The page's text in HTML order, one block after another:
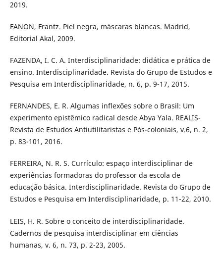
2019.
FANON, Frantz. Piel negra, máscaras blancas. Madrid,
Editorial Akal, 2009.
FAZENDA, I. C. A. Interdisciplinaridade: didática e prática de
ensino. Interdisciplinaridade. Revista do Grupo de Estudos e
Pesquisa em Interdisciplinaridade, n. 6, p. 9-17, 2015.
FERNANDES, E. R. Algumas inflexões sobre o Brasil: Um
experimento epistêmico radical desde Abya Yala. REALIS-
Revista de Estudos Antiutilitaristas e Pós-coloniais, v.6, n. 2,
p. 83-101, 2016.
FERREIRA, N. R. S. Currículo: espaço interdisciplinar de
experiências formadoras do professor da escola de
educação básica. Interdisciplinaridade. Revista do Grupo de
Estudos e Pesquisa em Interdisciplinaridade, p. 11-22, 2010.
LEIS, H. R. Sobre o conceito de interdisciplinaridade.
Cadernos de pesquisa interdisciplinar em ciências
humanas, v. 6, n. 73, p. 2-23, 2005.